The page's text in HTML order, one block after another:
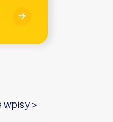
wpisy >